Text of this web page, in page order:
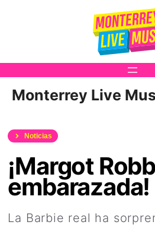
Monterrey Live
Noticias
¡Margot
embarazada!
La Barbie real ha